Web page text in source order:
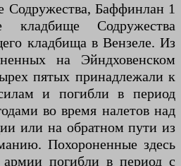
Содружества, Баффинлан 1
кладбище Содружества
кладбища в Вензеле. Из
на Эйндховенском
пятых принадлежали к
и погибли в период
во время налетов над
или на обратном пути из
Похороненные здесь
армии погибли в период с